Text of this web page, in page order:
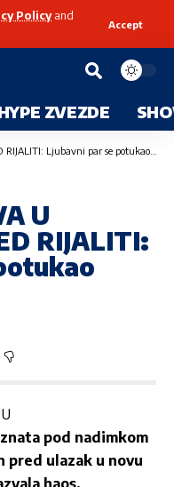
Policyand
Accept
ZVEZDE
Ljubavni par se potukao pred njom
U
RIJALITI:
pod nadimkom
pred ulazak u novu